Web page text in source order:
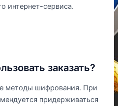
интернет-сервиса.
заказать?
методы шифрования. При
придерживаться